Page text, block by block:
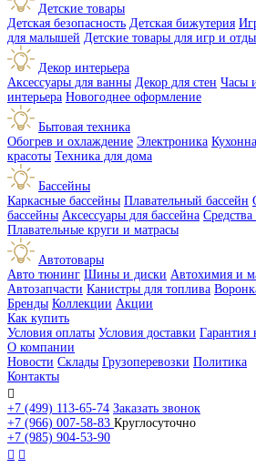
Детские товары
Детская безопасность Детская бижутерия
для малышей Детские товары для игр и
Декор интерьера
Аксессуары для ванны Декор для стен Часы
интерьера Новогоднее оформление
Бытовая техника
Обогрев и охлаждение Электроника
красоты Техника для дома
Бассейны
Каркасные бассейны Плавательный бассейн
бассейны Аксессуары для бассейна
Плавательные круги и матрасы
Автотовары
Авто тюнинг Шины и диски Автохимия и
Автозапчасти Канистры для топлива
Бренды Коллекции Акции
Как купить
Условия оплаты Условия доставки Гарантия
О компании
Новости Склады Грузоперевозки Политика
Контакты

+7 (499) 113-65-74 Заказать звонок
+7 (966) 007-58-83 Круглосуточно
+7 (985) 904-53-90
 